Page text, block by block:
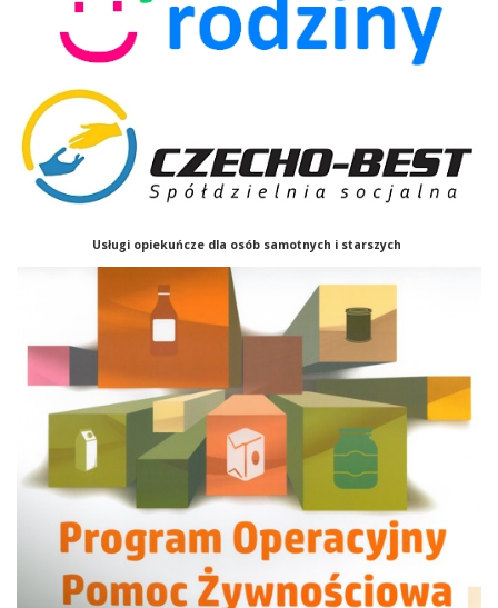
Usługi opiekuńcze dla osób samotnych i starszych